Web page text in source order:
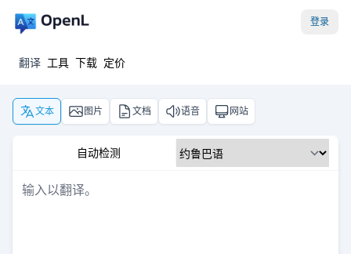
登录
翻译 工具 下载 定价
文本 图片 文档 语音 网站
自动检测